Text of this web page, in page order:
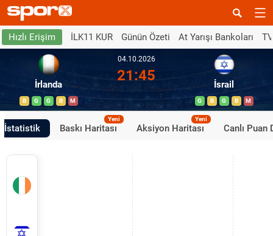
Hızlı Erişim İLK11 KUR Günün Özeti At Yarışı Bankoları
İrlanda
B G G B M
04.10.2026
21:45
İsrail
G B G B M
İstatistik Baskı Haritası
Yeni
Aksiyon Haritası
Yeni
Canlı Puan